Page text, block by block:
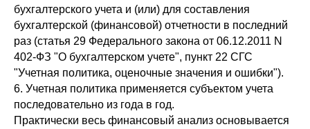
бухгалтерского учета и (или) для составления
бухгалтерской (финансовой) отчетности в последний
раз (статья 29 Федерального закона от 06.12.2011 N
402-ФЗ "О бухгалтерском учете", пункт 22 СГС
"Учетная политика, оценочные значения и ошибки").
6. Учетная политика применяется субъектом учета
последовательно из года в год.
Практически весь финансовый анализ основывается